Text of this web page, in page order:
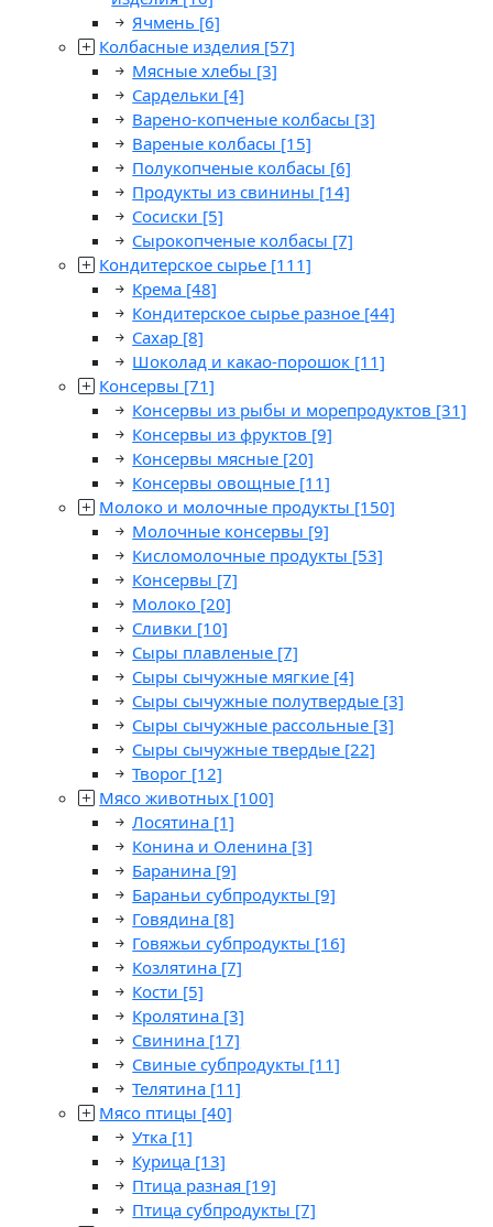
Ячмень [6]
Колбасные изделия [57]
Мясные хлебы [3]
Сардельки [4]
Варено-копченые колбасы [3]
Вареные колбасы [15]
Полукопченые колбасы [6]
Продукты из свинины [14]
Сосиски [5]
Сырокопченые колбасы [7]
Кондитерское сырье [111]
Крема [48]
Кондитерское сырье разное [44]
Сахар [8]
Шоколад и какао-порошок [11]
Консервы [71]
Консервы из рыбы и морепродуктов [31]
Консервы из фруктов [9]
Консервы мясные [20]
Консервы овощные [11]
Молоко и молочные продукты [150]
Молочные консервы [9]
Кисломолочные продукты [53]
Консервы [7]
Молоко [20]
Сливки [10]
Сыры плавленые [7]
Сыры сычужные мягкие [4]
Сыры сычужные полутвердые [3]
Сыры сычужные рассольные [3]
Сыры сычужные твердые [22]
Творог [12]
Мясо животных [100]
Лосятина [1]
Конина и Оленина [3]
Баранина [9]
Бараньи субпродукты [9]
Говядина [8]
Говяжьи субпродукты [16]
Козлятина [7]
Кости [5]
Кролятина [3]
Свинина [17]
Свиные субпродукты [11]
Телятина [11]
Мясо птицы [40]
Утка [1]
Курица [13]
Птица разная [19]
Птица субпродукты [7]